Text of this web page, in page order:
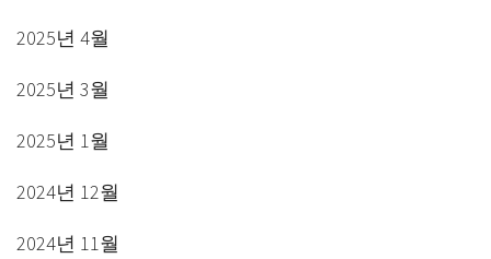
2025년 4월
2025년 3월
2025년 1월
2024년 12월
2024년 11월